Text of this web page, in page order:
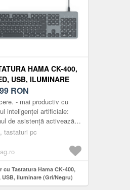
HAMA CK-400,
USB, ILUMINARE
RON
- mai productiv cu
inteligenței artificiale:
de asistență activează
IA pentru diverse
tastaturi pc
cu Tastatura Hama CK-400,
USB, iluminare (Gri/Negru)